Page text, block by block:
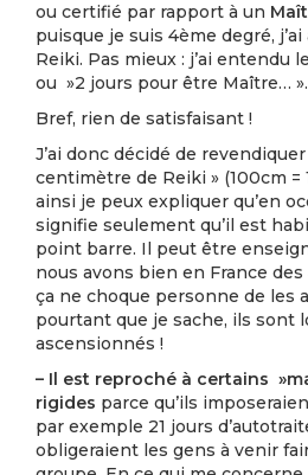
ou certifié par rapport à un
puisque je suis 4ème degré,
Reiki. Pas mieux : j’ai entendu
ou »2 jours pour être Maître… ».
Bref, rien de satisfaisant !
J’ai donc décidé de
centimètre de Reiki » (100cm =
ainsi je peux expliquer qu’en
signifie seulement qu’il est
point barre. Il peut être
nous avons bien en France
ça ne choque personne de les
pourtant que je sache, ils sont
ascensionnés !
– Il est reproché à certains
rigides parce qu’ils
par exemple 21 jours
obligeraient les gens à venir